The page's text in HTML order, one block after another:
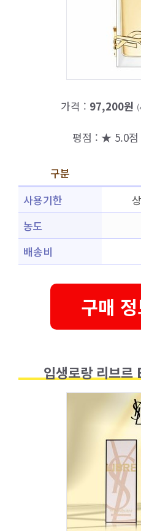
가격 : 97,200원
평점 : ★ 5.0점
구분
사용기한
농도
배송비
구매
입생로랑 리브